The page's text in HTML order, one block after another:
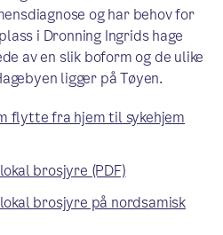
og har behov for
i Dronning Ingrids hage
av en slik boform og de ulike
ligger på Tøyen.
flytte fra hjem til sykehjem
brosjyre (PDF)
brosjyre på nordsamisk